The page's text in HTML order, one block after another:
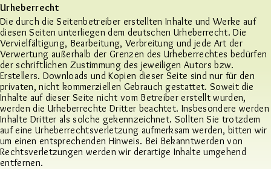
Urheberrecht
Die durch die Seitenbetreiber erstellten Inhalte und Werke auf
diesen Seiten unterliegen dem deutschen Urheberrecht. Die
Vervielfältigung, Bearbeitung, Verbreitung und jede Art der
Verwertung außerhalb der Grenzen des Urheberrechtes bedürfen
der schriftlichen Zustimmung des jeweiligen Autors bzw.
Erstellers. Downloads und Kopien dieser Seite sind nur für den
privaten, nicht kommerziellen Gebrauch gestattet. Soweit die
Inhalte auf dieser Seite nicht vom Betreiber erstellt wurden,
werden die Urheberrechte Dritter beachtet. Insbesondere werden
Inhalte Dritter als solche gekennzeichnet. Sollten Sie trotzdem
auf eine Urheberrechtsverletzung aufmerksam werden, bitten wir
um einen entsprechenden Hinweis. Bei Bekanntwerden von
Rechtsverletzungen werden wir derartige Inhalte umgehend
entfernen.